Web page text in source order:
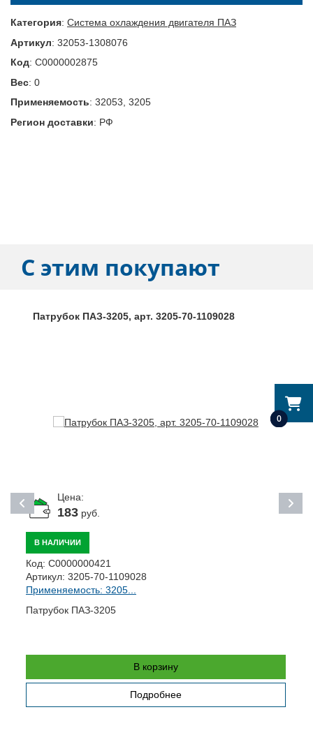
0
Категория: Система охлаждения двигателя ПАЗ
Артикул: 32053-1308076
Код: С0000002875
Вес: 0
Применяемость: 32053, 3205
Регион доставки: РФ
С этим покупают
Патрубок ПАЗ-3205, арт. 3205-70-1109028
Цена:
183руб.
В НАЛИЧИИ
Код: С0000000421
Артикул: 3205-70-1109028
Применяемость: 3205...
Патрубок ПАЗ-3205
В корзину
Подробнее